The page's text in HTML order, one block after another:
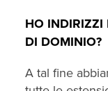
HO INDIRIZZI
DI DOMINIO?
A tal fine